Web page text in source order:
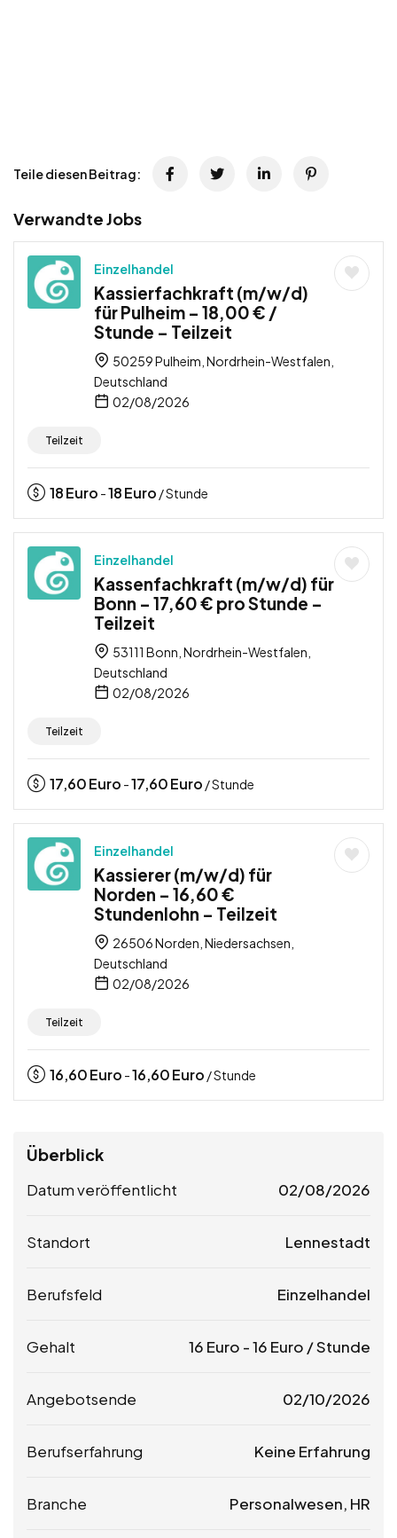
Teile diesen Beitrag:
Verwandte Jobs
Einzelhandel
Kassierfachkraft (m/w/d)
für Pulheim – 18,00 € /
Stunde – Teilzeit
50259 Pulheim, Nordrhein-Westfalen,
Deutschland
02/08/2026
Teilzeit
18Euro -18Euro / Stunde
Einzelhandel
Kassenfachkraft (m/w/d) für
Bonn – 17,60 € pro Stunde –
Teilzeit
53111 Bonn, Nordrhein-Westfalen,
Deutschland
02/08/2026
Teilzeit
17,60Euro -17,60Euro / Stunde
Einzelhandel
Kassierer (m/w/d) für
Norden – 16,60 €
Stundenlohn – Teilzeit
26506 Norden, Niedersachsen,
Deutschland
02/08/2026
Teilzeit
16,60Euro -16,60Euro / Stunde
Überblick
Datum veröffentlicht 02/08/2026
Standort Lennestadt
Berufsfeld Einzelhandel
Gehalt 16 Euro -16 Euro / Stunde
Angebotsende 02/10/2026
Berufserfahrung Keine Erfahrung
Branche Personalwesen, HR